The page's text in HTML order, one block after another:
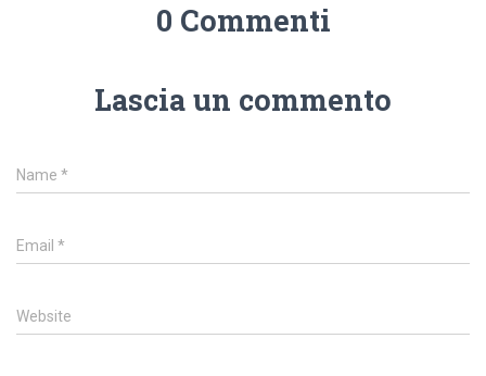
0 Commenti
Lascia un commento
Name *
Email *
Website